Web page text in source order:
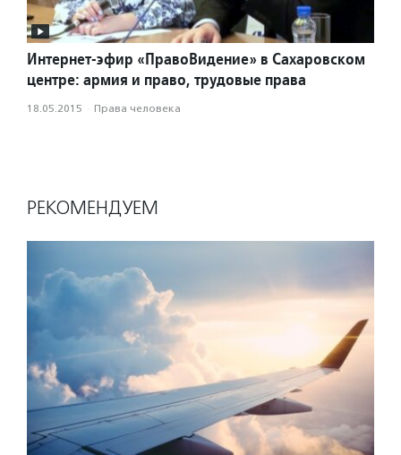
Интернет-эфир «ПравоВидение» в Сахаровском
центре: армия и право, трудовые права
18.05.2015 · Права человека
РЕКОМЕНДУЕМ